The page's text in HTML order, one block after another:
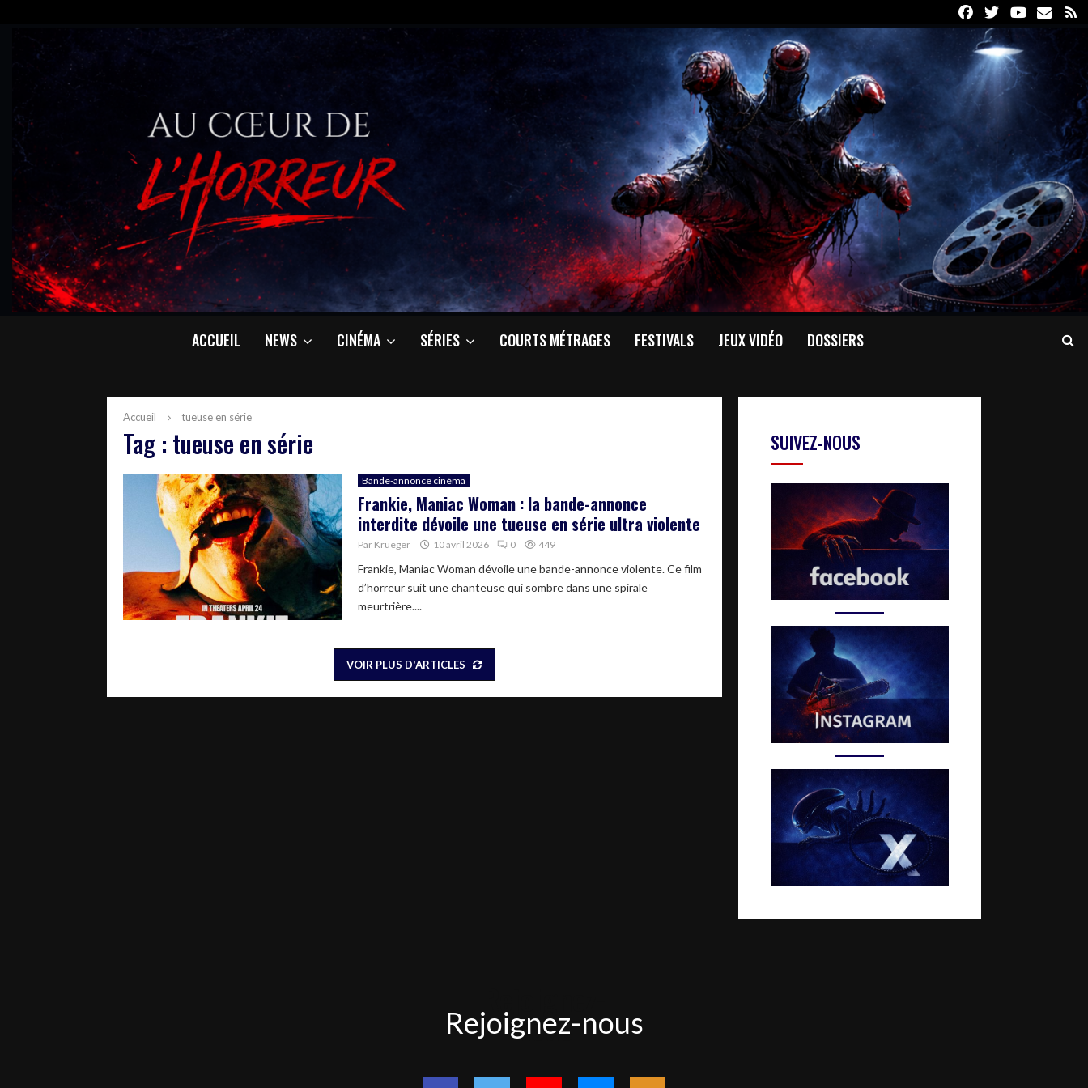
FacebookTwitterYoutube
Email
ACCUEIL NEWS CINÉMA SÉRIES COURTS MÉTRAGES FESTIVALS JEUX VIDÉO DOSSIERS
Accueil tueuse en série
Tag : tueuse en série
Bande-annonce cinéma
Frankie, Maniac Woman : la bande-annonce
interdite dévoile une tueuse en série ultra violente
Par Krueger 10 avril 2026 0 449
Frankie, Maniac Woman dévoile une bande-annonce violente. Ce film
d’horreur suit une chanteuse qui sombre dans une spirale
meurtrière....
VOIR PLUS D'ARTICLES
SUIVEZ-NOUS
nous
Rejoignez-nous